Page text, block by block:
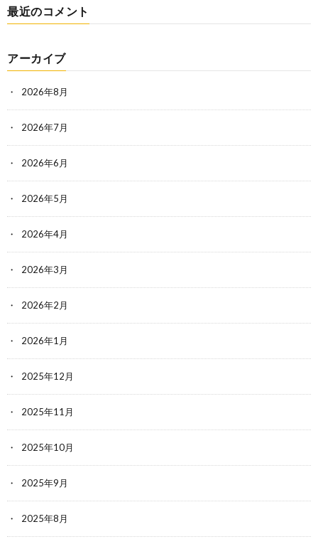
最近のコメント
アーカイブ
2026年8月
2026年7月
2026年6月
2026年5月
2026年4月
2026年3月
2026年2月
2026年1月
2025年12月
2025年11月
2025年10月
2025年9月
2025年8月